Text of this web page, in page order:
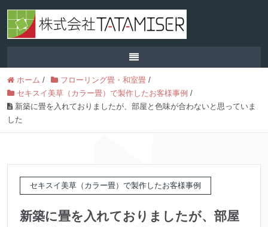
ホーム / フローリング畳・和室畳 /
セキスイ美草（カラー畳）で製作したお客様事例 /
新築に畳を入れておりましたが、部屋と色味が合わないと思っていま
した
セキスイ美草（カラー畳）で製作したお客様事例
新築に畳を入れておりましたが、部屋